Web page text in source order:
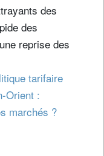
des
des
reprise des
tarifaire
Orient :
marchés ?